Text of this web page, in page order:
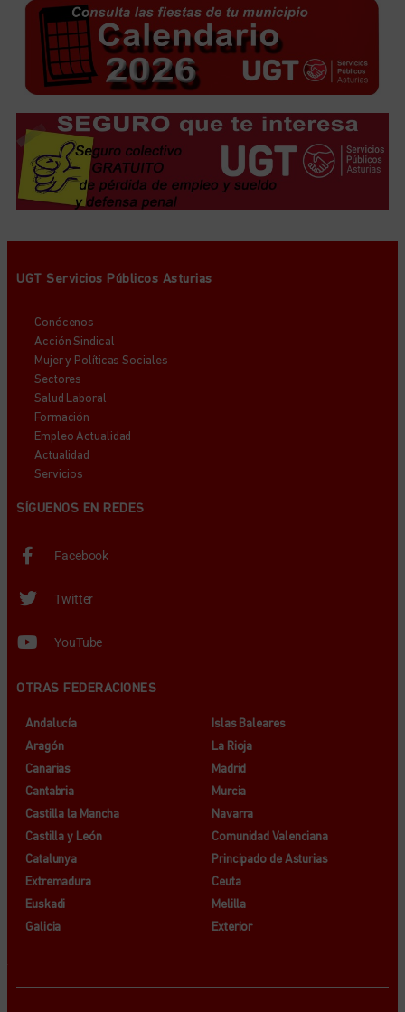
UGT Servicios Públicos Asturias
Conócenos
Acción Sindical
Mujer y Políticas Sociales
Sectores
Salud Laboral
Formación
Empleo Actualidad
Actualidad
Servicios
SÍGUENOS EN REDES
Facebook
Twitter
YouTube
OTRAS FEDERACIONES
Andalucía
Aragón
Canarias
Cantabria
Castilla la Mancha
Castilla y León
Catalunya
Extremadura
Euskadi
Galicia
Islas Baleares
La Rioja
Madrid
Murcia
Navarra
Comunidad Valenciana
Principado de Asturias
Ceuta
Melilla
Exterior